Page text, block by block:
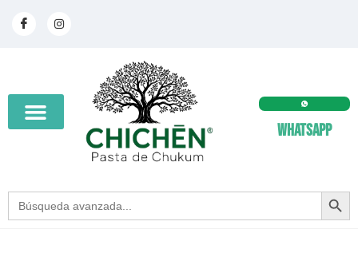
Whatsapp
Search
for:
SEARCH